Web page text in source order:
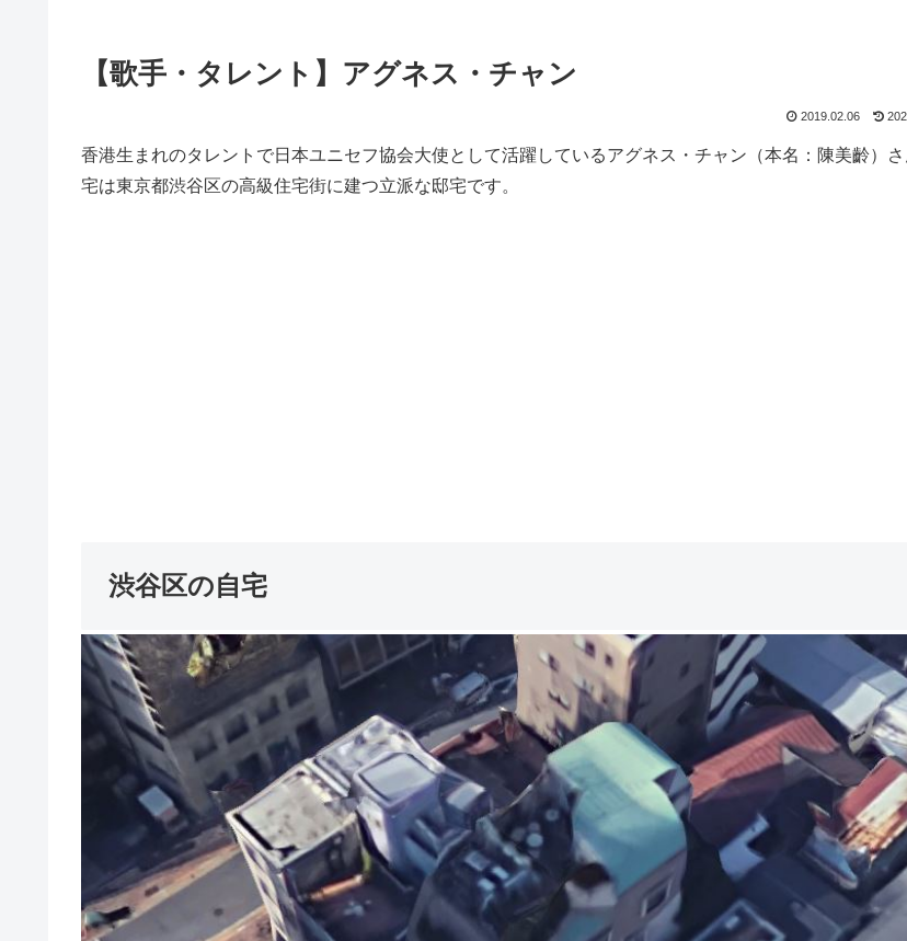
【歌手・タレント】アグネス・チャン
2019.02.06
香港生まれのタレントで日本ユニセフ協会大使として活躍しているアグネス・チャン（本名：陳美齡）さ
宅は東京都渋谷区の高級住宅街に建つ立派な邸宅です。
渋谷区の自宅